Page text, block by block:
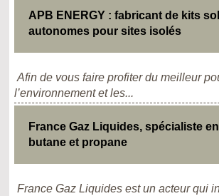
APB ENERGY : fabricant de kits
autonomes pour sites isolés
Afin de vous faire profiter du meilleur
l’environnement et les...
France Gaz Liquides, spécialiste
butane et propane
France Gaz Liquides est un acteur qui